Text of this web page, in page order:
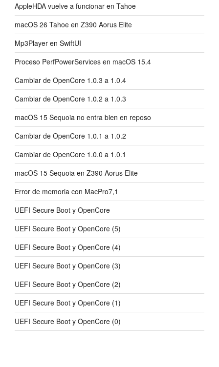
AppleHDA vuelve a funcionar en Tahoe
macOS 26 Tahoe en Z390 Aorus Elite
Mp3Player en SwiftUI
Proceso PerfPowerServices en macOS 15.4
Cambiar de OpenCore 1.0.3 a 1.0.4
Cambiar de OpenCore 1.0.2 a 1.0.3
macOS 15 Sequoia no entra bien en reposo
Cambiar de OpenCore 1.0.1 a 1.0.2
Cambiar de OpenCore 1.0.0 a 1.0.1
macOS 15 Sequoia en Z390 Aorus Elite
Error de memoria con MacPro7,1
UEFI Secure Boot y OpenCore
UEFI Secure Boot y OpenCore (5)
UEFI Secure Boot y OpenCore (4)
UEFI Secure Boot y OpenCore (3)
UEFI Secure Boot y OpenCore (2)
UEFI Secure Boot y OpenCore (1)
UEFI Secure Boot y OpenCore (0)